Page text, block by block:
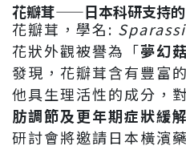
花瓣茸——日本科研支持的
花瓣茸，學名:
花狀外觀被譽為「夢幻
發現，花瓣茸含有豐富的
他具生理活性的成分，
肪調節及更年期症狀緩解
研討會將邀請日本橫濱